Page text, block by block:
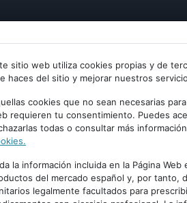
sitio web utiliza cookies propias y de
haces del sitio y mejorar nuestros
cookies que no sean necesarias
requieren tu consentimiento. Puedes
todas o consultar más
la información incluida en la Página Web
del mercado español y, por tanto,
legalmente facultados para